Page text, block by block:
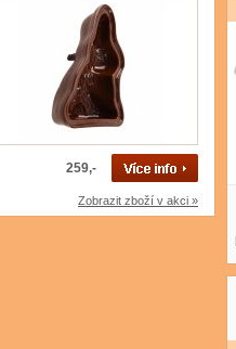
259,-
Zobrazit zboží v akci »